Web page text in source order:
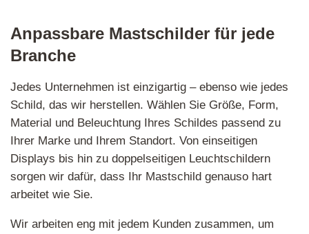
Anpassbare Mastschilder für jede
Branche
Jedes Unternehmen ist einzigartig – ebenso wie jedes
Schild, das wir herstellen. Wählen Sie Größe, Form,
Material und Beleuchtung Ihres Schildes passend zu
Ihrer Marke und Ihrem Standort. Von einseitigen
Displays bis hin zu doppelseitigen Leuchtschildern
sorgen wir dafür, dass Ihr Mastschild genauso hart
arbeitet wie Sie.
Wir arbeiten eng mit jedem Kunden zusammen, um